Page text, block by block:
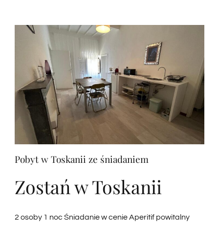
Pobyt w Toskanii ze śniadaniem
Zostań w Toskanii
2 osoby 1 noc Śniadanie w cenie Aperitif powitalny